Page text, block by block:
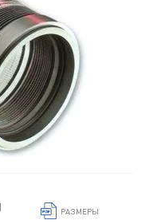
РАЗМЕРЫ